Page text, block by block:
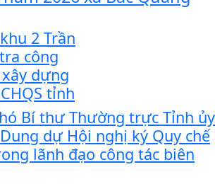
2 Trần
công
dựng
tỉnh
Bí thư Thường trực Tỉnh ủy
dự Hội nghị ký Quy chế
lãnh đạo công tác biên